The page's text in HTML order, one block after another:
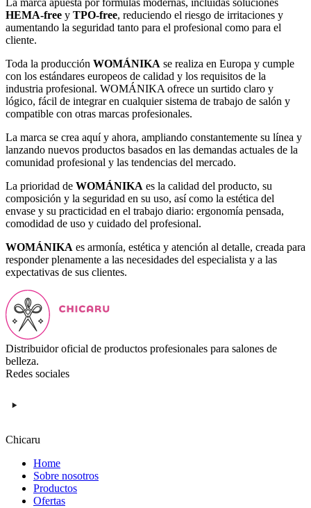
HEMA-free y TPO-free, reduciendo el riesgo de irritaciones y
aumentando la seguridad tanto para el profesional como para el
cliente.
Toda la producción WOMÁNIKA se realiza en Europa y cumple
con los estándares europeos de calidad y los requisitos de la
industria profesional. WOMÁNIKA ofrece un surtido claro y
lógico, fácil de integrar en cualquier sistema de trabajo de salón y
compatible con otras marcas profesionales.
La marca se crea aquí y ahora, ampliando constantemente su línea y
lanzando nuevos productos basados en las demandas actuales de la
comunidad profesional y las tendencias del mercado.
La prioridad de WOMÁNIKA es la calidad del producto, su
composición y la seguridad en su uso, así como la estética del
envase y su practicidad en el trabajo diario: ergonomía pensada,
comodidad de uso y cuidado del profesional.
WOMÁNIKA es armonía, estética y atención al detalle, creada para
responder plenamente a las necesidades del especialista y a las
expectativas de sus clientes.
Distribuidor oficial de productos profesionales para salones de
belleza.
Redes sociales
Chicaru
Home
Sobre nosotros
Productos
Ofertas